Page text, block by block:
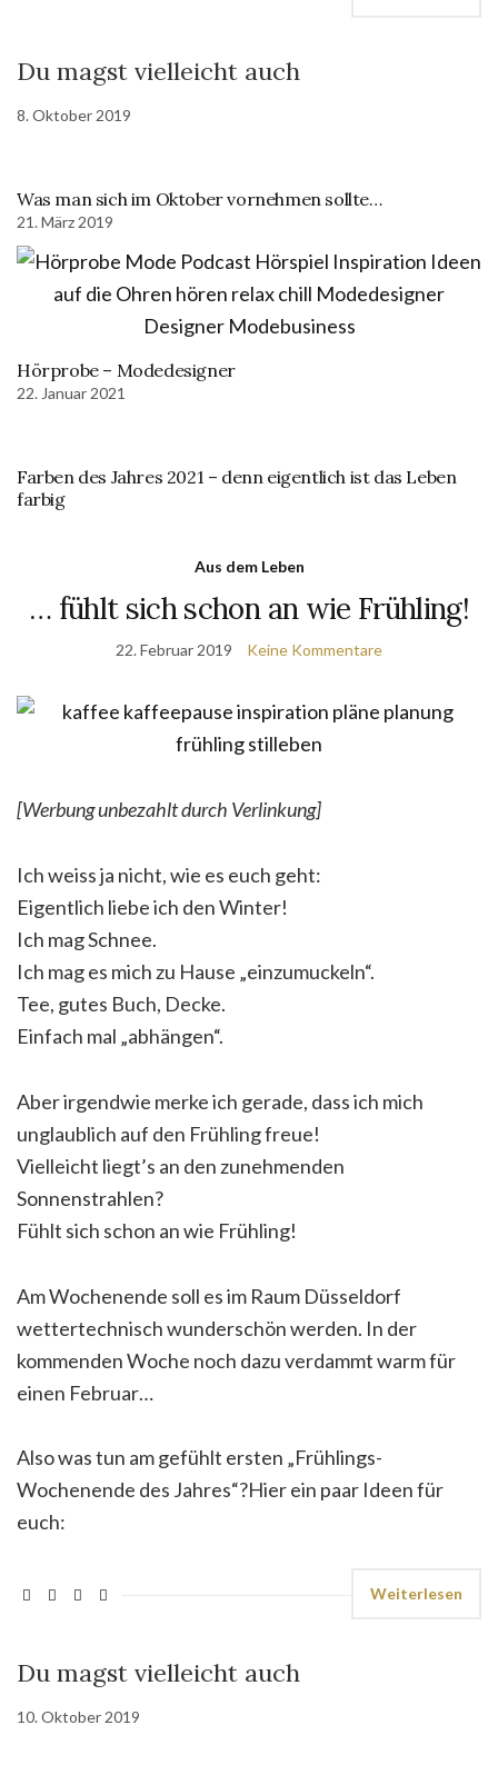
Du magst vielleicht auch
8. Oktober 2019
Was man sich im Oktober vornehmen sollte…
21. März 2019
Hörprobe – Modedesigner
22. Januar 2021
Farben des Jahres 2021 – denn eigentlich ist das Leben
farbig
Aus dem Leben
… fühlt sich schon an wie Frühling!
22. Februar 2019 Keine Kommentare
[Werbung unbezahlt durch Verlinkung]
Ich weiss ja nicht, wie es euch geht:
Eigentlich liebe ich den Winter!
Ich mag Schnee.
Ich mag es mich zu Hause „einzumuckeln“.
Tee, gutes Buch, Decke.
Einfach mal „abhängen“.
Aber irgendwie merke ich gerade, dass ich mich
unglaublich auf den Frühling freue!
Vielleicht liegt’s an den zunehmenden
Sonnenstrahlen?
Fühlt sich schon an wie Frühling!
Am Wochenende soll es im Raum Düsseldorf
wettertechnisch wunderschön werden. In der
kommenden Woche noch dazu verdammt warm für
einen Februar…
Also was tun am gefühlt ersten „Frühlings-
Wochenende des Jahres“?Hier ein paar Ideen für
euch:
Weiterlesen
Du magst vielleicht auch
10. Oktober 2019